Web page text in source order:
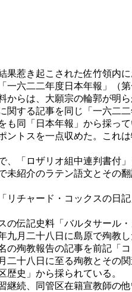
惹き起こされた佐竹領内
六二二年度日本年報」（
らは、大願宗の輪郭が明
する記事を同じ「一六二
同「日本年報」から採って
トスを一点収めた。これ
「ロザリオ組中連判書付
未紹介のラテン語文とその
チャード・コックスの日
伝記史料「バルタサール
月二十八日に島原で殉教
の殉教報告の記事を前記「
十八日に至る殉教とその関
史」から採られている。
続、同管区在籍宣教師の